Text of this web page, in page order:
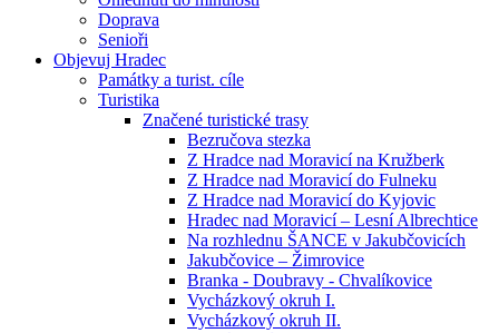
Doprava
Senioři
Objevuj Hradec
Památky a turist. cíle
Turistika
Značené turistické trasy
Bezručova stezka
Z Hradce nad Moravicí na Kružberk
Z Hradce nad Moravicí do Fulneku
Z Hradce nad Moravicí do Kyjovic
Hradec nad Moravicí – Lesní Albrechtice
Na rozhlednu ŠANCE v Jakubčovicích
Jakubčovice – Žimrovice
Branka - Doubravy - Chvalíkovice
Vycházkový okruh I.
Vycházkový okruh II.